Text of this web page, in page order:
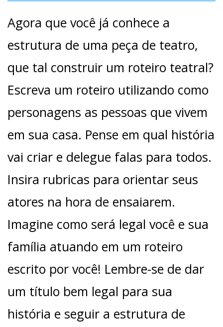
Agora que você já conhece a
estrutura de uma peça de teatro,
que tal construir um roteiro teatral?
Escreva um roteiro utilizando como
personagens as pessoas que vivem
em sua casa. Pense em qual história
vai criar e delegue falas para todos.
Insira rubricas para orientar seus
atores na hora de ensaiarem.
Imagine como será legal você e sua
família atuando em um roteiro
escrito por você! Lembre-se de dar
um título bem legal para sua
história e seguir a estrutura de